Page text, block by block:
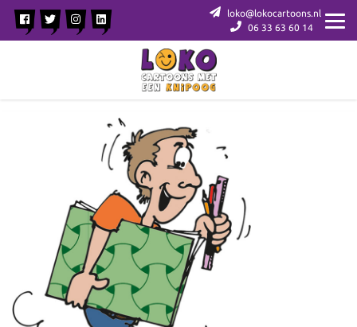
loko@lokocartoons.nl
06 33 63 60 14